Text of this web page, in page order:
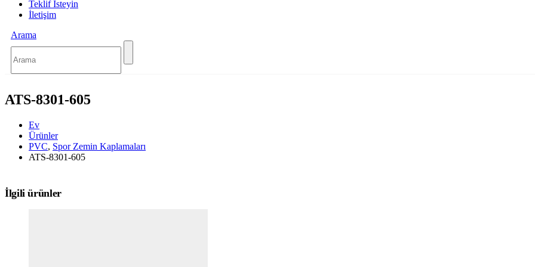
Teklif İsteyin
İletişim
Arama
ATS-8301-605
Ev
Ürünler
PVC, Spor Zemin Kaplamaları
ATS-8301-605
İlgili ürünler